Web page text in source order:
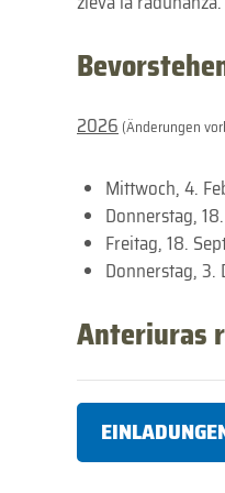
2026 (Änderungen
Mittwoch, 4.
Donnerstag,
Freitag, 18.
Donnerstag, 3.
Anteriuras